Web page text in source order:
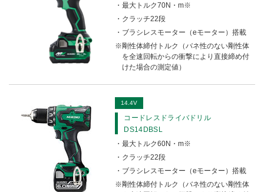
最大トルク70N・m※
クラッチ22段
ブラシレスモーター（eモーター）搭載
剛性体締付トルク（バネ性のない剛性体
を全速回転からの衝撃により直接締め付
けた場合の測定値）
14.4V
コードレスドライバドリル
DS14DBSL
最大トルク60N・m※
クラッチ22段
ブラシレスモーター（eモーター）搭載
剛性体締付トルク（バネ性のない剛性体